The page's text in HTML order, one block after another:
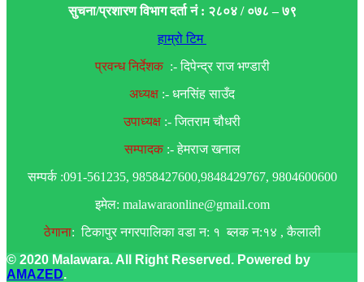
सुचना/प्रशारण विभाग दर्ता नं : २८०४ / ०७८ – ७९
हाम्रो टिम
प्रवन्ध निर्देशक:- दिपेन्द्र राज भण्डारी
अध्यक्ष :- धनसिंह साउँद
उपाध्यक्ष :- जितराम चौधरी
सम्पादक:- हेमराज खनाल
सम्पर्क :091-561235, 9858427600,9848429767, 9804600600
इमेल: malawaraonline@gmail.com
ठेगाना: टिकापुर नगरपालिका वडा न: १ ब्लक न:१४ , कैलाली
© 2020 Malawara. All Right Reserved. Powered by
AMAZED.